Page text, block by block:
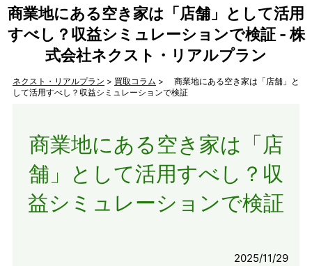
商業地にある空き家は「店舗」として活用
すべし？収益シミュレーションで検証 - 株
式会社ネクスト・リアルプラン
ネクスト・リアルプラン > 買取コラム > 商業地にある空き家は「店舗」と
して活用すべし？収益シミュレーションで検証
商業地にある空き家は「店
舗」として活用すべし？収
益シミュレーションで検証
2025/11/29